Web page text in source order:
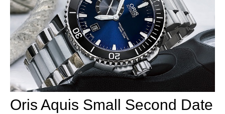
Oris Aquis Small Second Date